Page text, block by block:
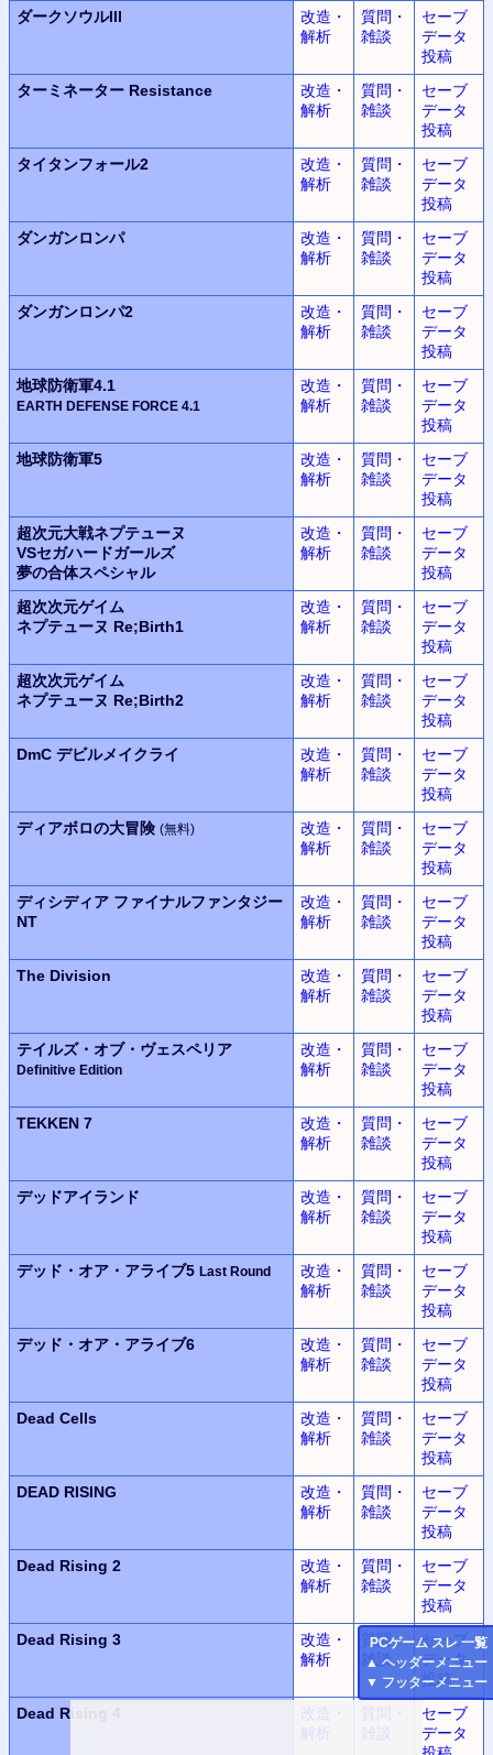
PCゲーム スレ 一覧
▲ ヘッダーメニュー
▼ フッターメニュー
ダークソウルIII
改造・
解析
質問・
雑談
セーブ
データ
投稿
ターミネーター Resistance
改造・
解析
質問・
雑談
セーブ
データ
投稿
タイタンフォール2
改造・
解析
質問・
雑談
セーブ
データ
投稿
ダンガンロンパ
改造・
解析
質問・
雑談
セーブ
データ
投稿
ダンガンロンパ2
改造・
解析
質問・
雑談
セーブ
データ
投稿
地球防衛軍4.1
EARTH DEFENSE FORCE 4.1
改造・
解析
質問・
雑談
セーブ
データ
投稿
地球防衛軍5
改造・
解析
質問・
雑談
セーブ
データ
投稿
超次元大戦ネプテューヌ
VSセガハードガールズ
夢の合体スペシャル
改造・
解析
質問・
雑談
セーブ
データ
投稿
超次次元ゲイム
ネプテューヌ Re;Birth1
改造・
解析
質問・
雑談
セーブ
データ
投稿
超次次元ゲイム
ネプテューヌ Re;Birth2
改造・
解析
質問・
雑談
セーブ
データ
投稿
DmC デビルメイクライ
改造・
解析
質問・
雑談
セーブ
データ
投稿
ディアボロの大冒険 (無料)
改造・
解析
質問・
雑談
セーブ
データ
投稿
ディシディア ファイナルファンタジー
NT
改造・
解析
質問・
雑談
セーブ
データ
投稿
The Division
改造・
解析
質問・
雑談
セーブ
データ
投稿
テイルズ・オブ・ヴェスペリア
Definitive Edition
改造・
解析
質問・
雑談
セーブ
データ
投稿
TEKKEN 7
改造・
解析
質問・
雑談
セーブ
データ
投稿
デッドアイランド
改造・
解析
質問・
雑談
セーブ
データ
投稿
デッド・オア・アライブ5 Last Round
改造・
解析
質問・
雑談
セーブ
データ
投稿
デッド・オア・アライブ6
改造・
解析
質問・
雑談
セーブ
データ
投稿
Dead Cells
改造・
解析
質問・
雑談
セーブ
データ
投稿
DEAD RISING
改造・
解析
質問・
雑談
セーブ
データ
投稿
Dead Rising 2
改造・
解析
質問・
雑談
セーブ
データ
投稿
Dead Rising 3
改造・
解析
質問・
雑談
セーブ
データ
投稿
Dead Rising 4
改造・
解析
質問・
雑談
セーブ
データ